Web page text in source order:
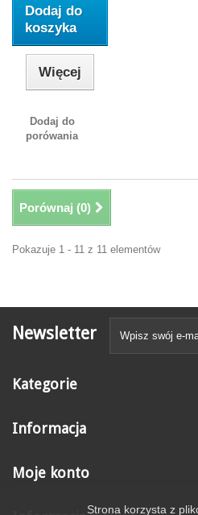
Dodaj do
koszyka
Więcej
Dodaj do
porówania
Porównaj (0)
Pokazuje 1 - 11 z 11 elementów
Newsletter
Kategorie
Informacja
Moje konto
Strona korzysta z